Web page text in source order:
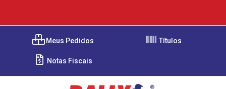
Meus Pedidos Títulos
Notas Fiscais